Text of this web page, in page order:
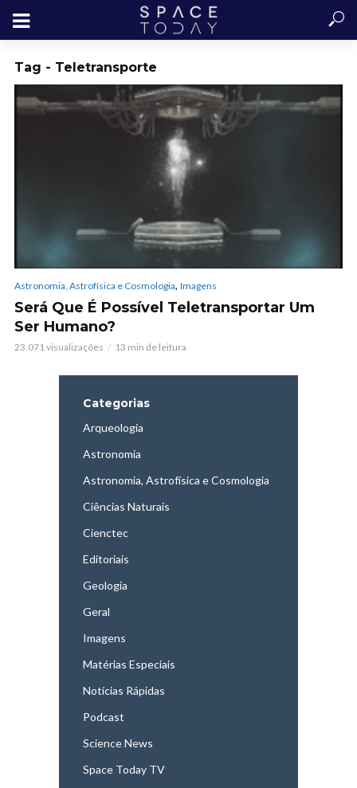
Tag - Teletransporte
Astronomia, Astrofísica e Cosmologia, Imagens
Será Que É Possível Teletransportar Um
Ser Humano?
23.071 visualizações 13 min de leitura
Categorias
Arqueologia
Astronomia
Astronomia, Astrofísica e Cosmologia
Ciências Naturais
Cienctec
Editoriais
Geologia
Geral
Imagens
Matérias Especiais
Notícias Rápidas
Podcast
Science News
Space Today TV